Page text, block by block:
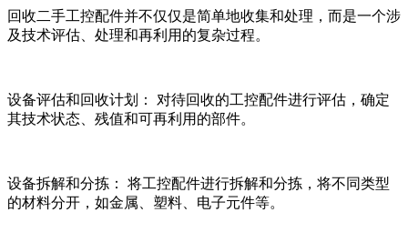
回收二手工控配件并不仅仅是简单地收集和处理，而是一个涉
及技术评估、处理和再利用的复杂过程。
设备评估和回收计划： 对待回收的工控配件进行评估，确定
其技术状态、残值和可再利用的部件。
设备拆解和分拣： 将工控配件进行拆解和分拣，将不同类型
的材料分开，如金属、塑料、电子元件等。